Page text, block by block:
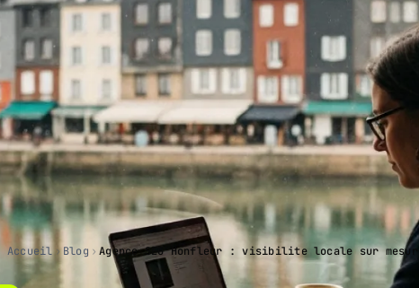
Accueil › Blog › Agence SEO Honfleur : visibilite locale sur mesure